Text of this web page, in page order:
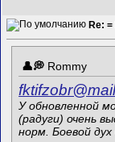
Re:
Rommy
У обновленной
(радуги) очень
норм. Боевой